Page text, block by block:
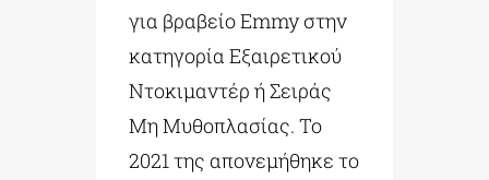
για βραβείο Emmy στην
κατηγορία Εξαιρετικού
Ντοκιμαντέρ ή Σειράς
Μη Μυθοπλασίας. Το
2021 της απονεμήθηκε το